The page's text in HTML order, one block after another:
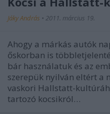
Jáky András • 2011. március 19.
Ahogy a márkás autók
őskorban is
bár használatuk és az
szerepük nyilván eltért a
vaskori Hallstatt-
tartozó kocsikról…